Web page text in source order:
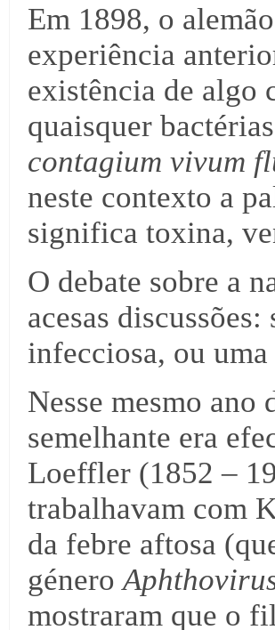
Em 1898, o
experiência
existência de algo
quaisquer
contagium vivum
neste contexto a
significa toxina,
O debate sobre a
acesas
infecciosa, ou
Nesse mesmo ano
semelhante era
Loeffler (1852 –
trabalhavam com
da febre aftosa
género
mostraram que o